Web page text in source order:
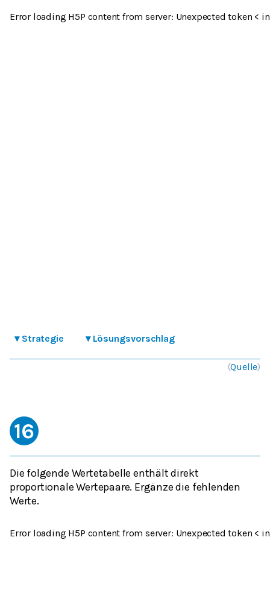
Error loading H5P content from server: Unexpected token <
▾ Strategie ▾ Lösungsvorschlag
(Quelle)
16
Die folgende Wertetabelle enthält direkt
proportionale Wertepaare. Ergänze die fehlenden
Werte.
Error loading H5P content from server: Unexpected token <